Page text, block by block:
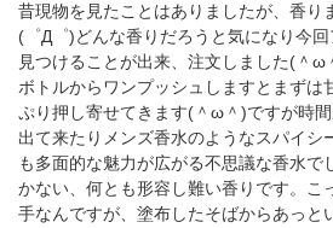
昔現物を見たことはありましたが、香り
(゜Д゜)どんな香りだろうと気になり今
見つけることが出来、注文しました(＾
ボトルからワンプッシュしますとまずは
ぷり押し寄せてきます(＾ω＾)ですが時
出て来たりメンズ香水のようなスパイシ
も多面的な魅力が広がる不思議な香水
かない、何とも形容し難い香りです。こ
手なんですが、塗布したそばからあっと